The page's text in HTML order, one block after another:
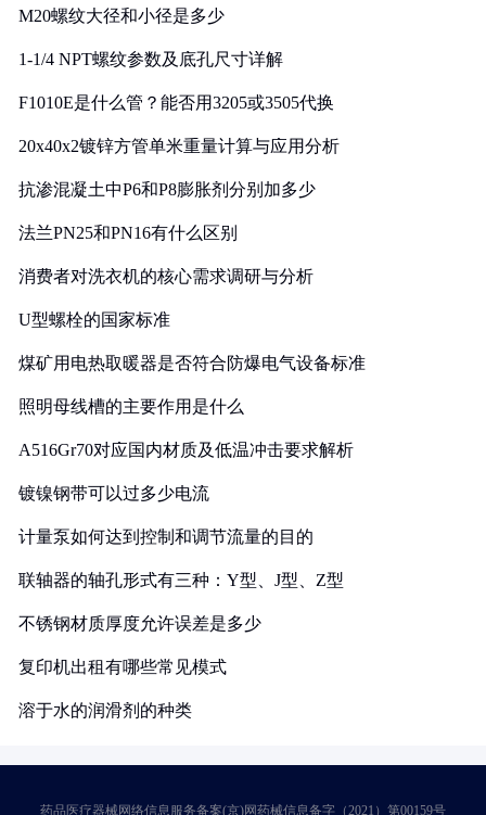
M20螺纹大径和小径是多少
1-1/4 NPT螺纹参数及底孔尺寸详解
F1010E是什么管？能否用3205或3505代换
20x40x2镀锌方管单米重量计算与应用分析
抗渗混凝土中P6和P8膨胀剂分别加多少
法兰PN25和PN16有什么区别
消费者对洗衣机的核心需求调研与分析
U型螺栓的国家标准
煤矿用电热取暖器是否符合防爆电气设备标准
照明母线槽的主要作用是什么
A516Gr70对应国内材质及低温冲击要求解析
镀镍钢带可以过多少电流
计量泵如何达到控制和调节流量的目的
联轴器的轴孔形式有三种：Y型、J型、Z型
不锈钢材质厚度允许误差是多少
复印机出租有哪些常见模式
溶于水的润滑剂的种类
药品医疗器械网络信息服务备案(京)网药械信息备字（2021）第00159号